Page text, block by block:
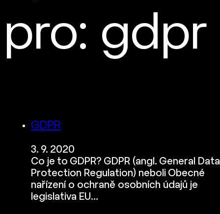
pro: gdpr
GDPR
3. 9. 2020
Co je to GDPR? GDPR (angl. General Data
Protection Regulation) neboli Obecné
nařízení o ochraně osobních údajů je
legislativa EU…